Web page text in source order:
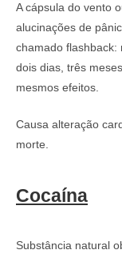
A cápsula do vento
alucinações de
chamado flashback:
dois dias, três
mesmos efeitos.
Causa alteração
morte.
Cocaína
Substância natural